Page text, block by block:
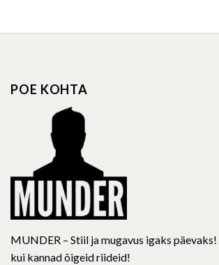
multiple
may
chosen
on
the
product
page
POE KOHTA
MUNDER – Stiil ja mugavus igaks päevaks!
kui kannad õigeid riideid!